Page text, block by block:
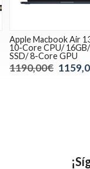
Apple Macbook Neo
Pro 6-Core-CPU/
SSD/ 5-Core GPU/
859,00€